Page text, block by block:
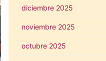
diciembre 2025
noviembre 2025
octubre 2025